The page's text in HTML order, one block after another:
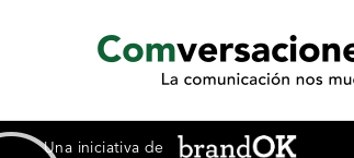
Una iniciativa de